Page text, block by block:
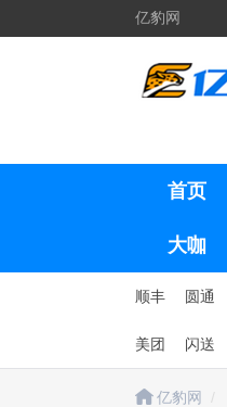
亿豹网
首页
大咖
顺丰 圆通
美团 闪送
亿豹网